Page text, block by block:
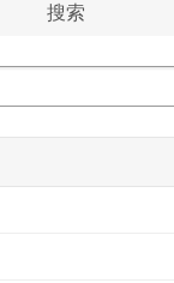
搜索